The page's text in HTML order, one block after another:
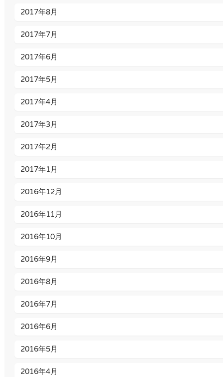
2017年8月
2017年7月
2017年6月
2017年5月
2017年4月
2017年3月
2017年2月
2017年1月
2016年12月
2016年11月
2016年10月
2016年9月
2016年8月
2016年7月
2016年6月
2016年5月
2016年4月